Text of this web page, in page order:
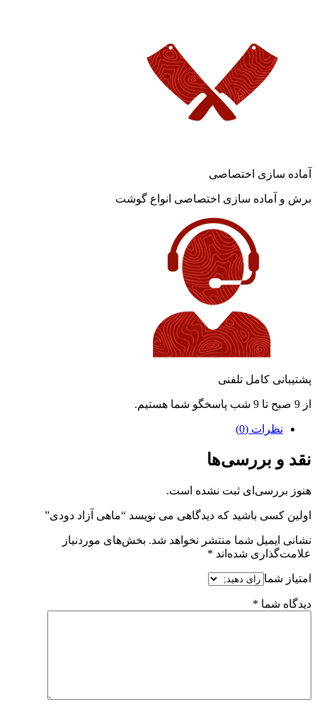
آماده سازی اختصاصی
برش و آماده سازی اختصاصی انواع گوشت
پشتیبانی کامل تلفنی
از 9 صبح تا 9 شب پاسخگو شما هستیم.
نظرات (0)
نقد و بررسی‌ها
هنوز بررسی‌ای ثبت نشده است.
اولین کسی باشید که دیدگاهی می نویسد “ماهی آزاد دودی”
نشانی ایمیل شما منتشر نخواهد شد. بخش‌های موردنیاز
علامت‌گذاری شده‌اند *
امتیاز شما
دیدگاه شما *